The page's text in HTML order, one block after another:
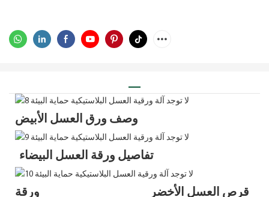
وصف ورق العسل الأبيض
تفاصيل ورقة العسل البيضاء
قرص العسل الأخضر ورقة